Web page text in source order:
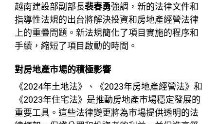
越南建設部副部長裴春勇強調，新的法律文件和
指導性法規的出台將解決投資和房地產經營法律
上的重疊問題。新法規簡化了項目實施的程序和
手續，縮短了項目啟動的時間。
對房地產市場的積極影響
《2024年土地法》、《2023年房地產經營法》和
《2023年住宅法》是推動房地產市場穩定發展的
重要工具。這些法律變更將為市場提供透明的法